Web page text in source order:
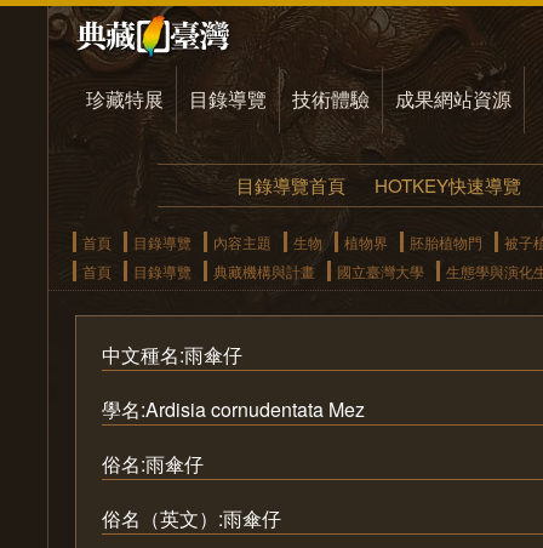
珍藏特展 目錄導覽 技術體驗 成果網站資源
目錄導覽首頁 HOTKEY快速導覽
首頁 目錄導覽 內容主題 生物 植物界 胚胎植物門
被子
首頁
目錄導覽 典藏機構與計畫 國立臺灣大學 生態學與演化
中文種名:雨傘仔
學名:Ardisia cornudentata Mez
俗名:雨傘仔
俗名（英文）:雨傘仔